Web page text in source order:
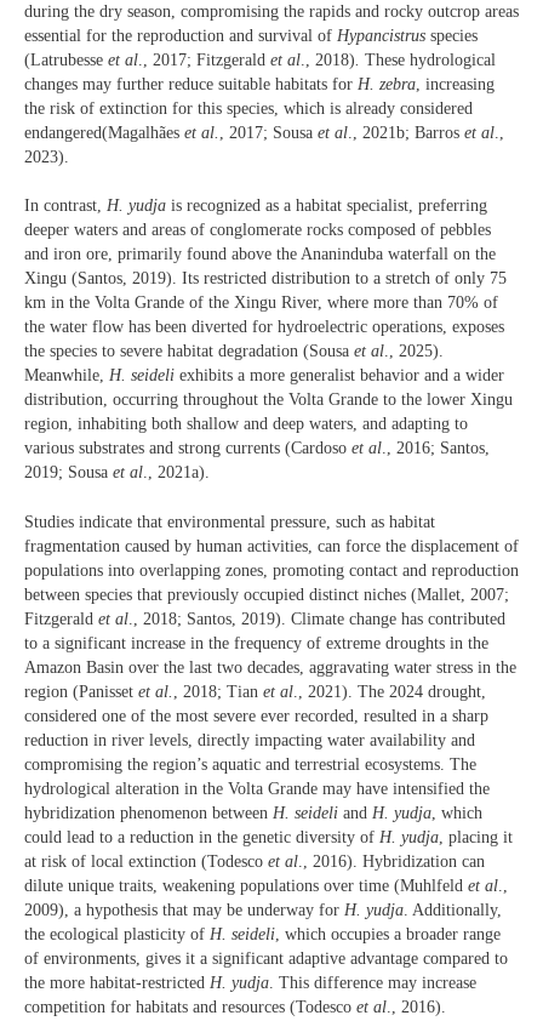
during the dry season, compromising the rapids and rocky outcrop areas
essential for the reproduction and survival of Hypancistrus species
(Latrubesse et al ., 2017; Fitzgerald et al ., 2018) These hydrological
changes may further reduce suitable habitats for H. zebra , increasing
the risk of extinction for this species, which is already considered
endangered(Magalhães et al. , 2017; Sousa et al ., 2021b; Barros et al
2023).
In contrast, H. yudja is recognized as a habitat specialist, preferring
deeper waters and areas of conglomerate rocks composed of pebbles
and iron ore, primarily found above the Ananinduba waterfall on the
Xingu (Santos, 2019). Its restricted distribution to a stretch of only 75
km in the Volta Grande of the Xingu River, where more than 70% of
the water flow has been diverted for hydroelectric operations, exposes
the species to severe habitat degradation (Sousa et al., 2025).
Meanwhile, H. seideli exhibits a more generalist behavior and a wider
distribution, occurring throughout the Volta Grande to the lower Xingu
region, inhabiting both shallow and deep waters, and adapting to
various substrates and strong currents (Cardoso et al., 2016; Santos,
2019; Sousa et al., 2021a).
Studies indicate that environmental pressure, such as habitat
fragmentation caused by human activities, can force the displacement of
populations into overlapping zones, promoting contact and reproduction
between species that previously occupied distinct niches (Mallet, 2007;
Fitzgerald et al ., 2018; Santos, 2019). Climate change has contributed
to a significant increase in the frequency of extreme droughts in the
Amazon Basin over the last two decades, aggravating water stress in the
region (Panisset et al. , 2018; Tian et al ., 2021). The 2024 drought,
considered one of the most severe ever recorded, resulted in a sharp
reduction in river levels, directly impacting water availability and
compromising the region’s aquatic and terrestrial ecosystems. The
hydrological alteration in the Volta Grande may have intensified the
hybridization phenomenon between H. seideli and H. yudja , which
could lead to a reduction in the genetic diversity of H. yudja , placing it
at risk of local extinction (Todesco et al ., 2016). Hybridization can
dilute unique traits, weakening populations over time (Muhlfeld et al
2009), a hypothesis that may be underway for H. yudja . Additionally,
the ecological plasticity of H. seideli , which occupies a broader range
of environments, gives it a significant adaptive advantage compared to
the more habitat-restricted H. yudja . This difference may increase
competition for habitats and resources (Todesco et al ., 2016).